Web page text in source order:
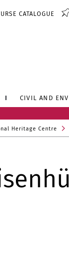
CATALOGUE
CIVIL AND
Heritage Centre